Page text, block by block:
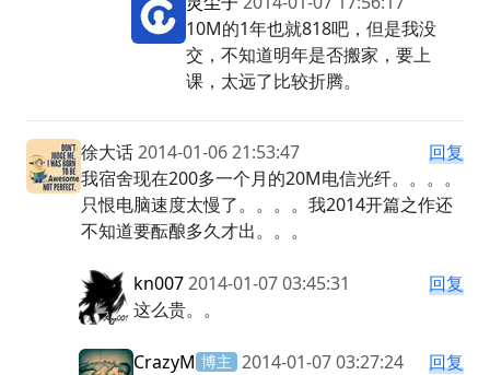
10M的1年也就818吧，但是我没
交，不知道明年是否搬家，要上
课，太远了比较折腾。
徐大话2014-01-06 21:53:47
回复
我宿舍现在200多一个月的20M电信光纤。。。。
只恨电脑速度太慢了。。。。我2014开篇之作还
不知道要酝酿多久才出。。。
kn0072014-01-07 03:45:31
回复
这么贵。。
CrazyM 博主 2014-01-07 03:27:24
回复